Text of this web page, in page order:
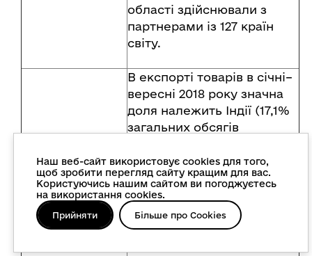
області здійснювали з
партнерами із 127 країн
світу.
В експорті товарів в січні–
вересні 2018 року значна
доля належить Індії (17,1%
загальних обсягів
Китаю – 7,0%, Білорусі –
5,4%, Туреччині – 4,2%,
Єгипту – 4,0%, Італії та
Румунії – по 3,5%,
Російській Федерації –
Наш веб-сайт використовує cookies для того,
щоб зробити перегляд сайту кращим для вас.
Користуючись нашим сайтом ви погоджуєтесь
на використання cookies.
Прийняти Більше про Cookies